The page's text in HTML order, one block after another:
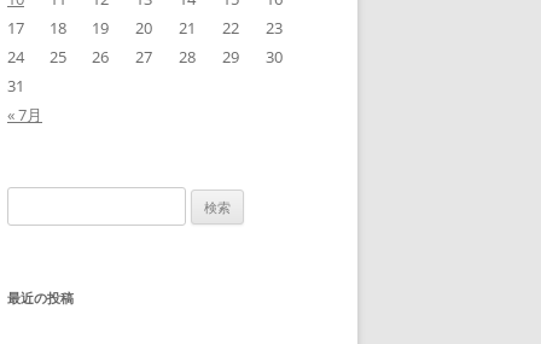
17
18 19 20 21 22
23
24
25 26 27 28 29
30
31
« 7月
索:
最近の投稿